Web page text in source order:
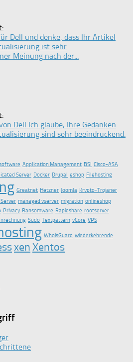
Dell und denke, dass Ihr Artikel
ist sehr
Meinung nach der...
Dell Ich glaube, Ihre Gedanken
sind sehr beeindruckend.
Application Management BSI Cisco-ASA
Server Docker Drupal eshop Filehosting
Greatnet Hetzner Joomla Krypto-Trojaner
managed vserver migration onlineshop
Privacy Ransomware Rapidshare rootserver
Sudo Textpattern vCore VPS
WhoisGuard wiederkehrende
xenXentos